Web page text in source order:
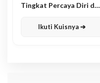
Tingkat Percaya Diri dan
Ikuti Kuisnya ➔